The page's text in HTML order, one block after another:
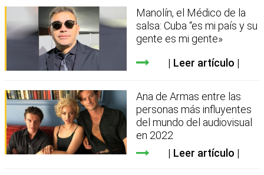
Manolín, el Médico de la
salsa: Cuba “es mi país y su
gente es mi gente»
Leer artículo
Ana de Armas entre las
personas más influyentes
del mundo del audiovisual
en 2022
Leer artículo